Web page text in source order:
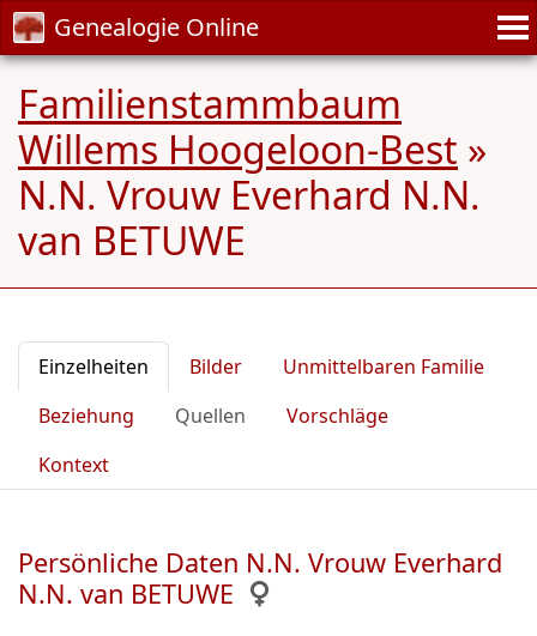
Genealogie Online
Familienstammbaum
Willems Hoogeloon-Best »
N.N. Vrouw Everhard N.N.
van BETUWE
Einzelheiten Bilder
Unmittelbaren Familie
Beziehung
Quellen
Vorschläge
Kontext
Persönliche Daten N.N. Vrouw Everhard
N.N. van BETUWE